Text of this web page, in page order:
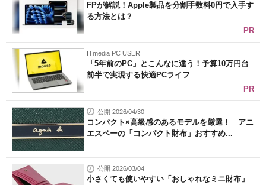
FPが解説！Apple製品を分割手数料0円で入手す
る方法とは？
PR
ITmedia PC USER
「5年前のPC」とこんなに違う！予算10万円台
前半で実現する快適PCライフ
PR
公開 2026/04/30
コンパクト×高級感のあるモデルを厳選！ アニ
エスベーの「コンパクト財布」おすすめ...
公開 2026/03/04
小さくても使いやすい「おしゃれなミニ財布」